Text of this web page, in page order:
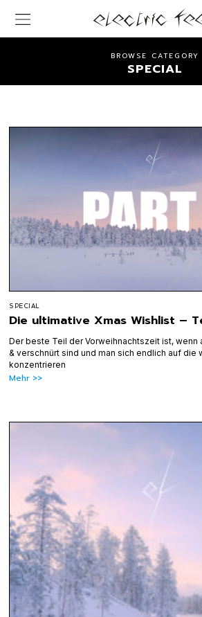
BROWSE CATEGORY
SPECIAL
SPECIAL
Die ultimative Xmas Wishlist –
Der beste Teil der Vorweihnachtszeit ist,
& verschnürt sind und man sich endlich auf die
konzentrieren
Mehr >>